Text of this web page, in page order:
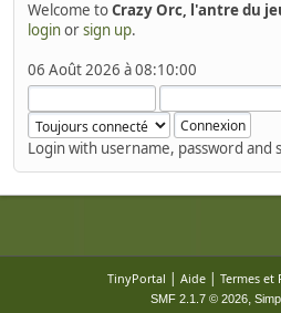
Welcome toCrazy Orc, l'antre du
loginorsign up.
06 Août 2026 à 08:10:00
Login with username, password and
TinyPortal | Aide| Termes et
SMF 2.1.7 © 2026,